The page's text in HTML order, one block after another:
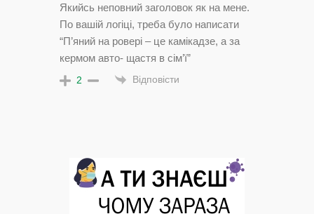
Якийсь неповний заголовок як на мене.
По вашій логіці, треба було написати
“П’яний на ровері – це камікадзе, а за
кермом авто- щастя в сім’ї”
2 Відповісти